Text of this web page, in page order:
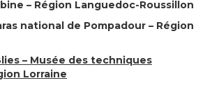
– Région Languedoc-Roussillon
national de Pompadour – Région
– Musée des techniques
Lorraine